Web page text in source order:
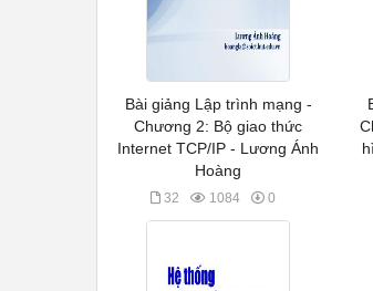
Bài giảng Lập trình mạng -
Chương 2: Bộ giao thức
Internet TCP/IP - Lương Ánh
Hoàng
32 1084 0